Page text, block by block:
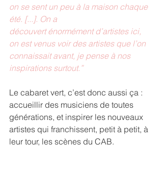
on se sent un peu à la maison chaque
été. [...]. On a
découvert énormément d’artistes ici,
on est venus voir des artistes que l’on
connaissait avant, je pense à nos
inspirations surtout.”
Le cabaret vert, c’est donc aussi ça :
accueillir des musiciens de toutes
générations, et inspirer les nouveaux
artistes qui franchissent, petit à petit, à
leur tour, les scènes du CAB.